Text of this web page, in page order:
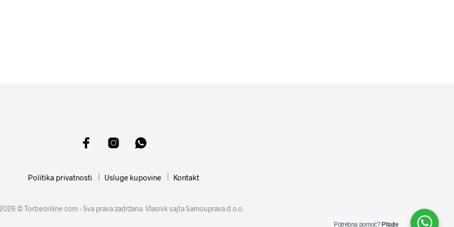
Politika privatnosti Usluge kupovine Kontakt
© Torbeonline com - Sva prava zadržana. Vlasnik sajta Samouprava d.o.o.
Potrebna pomoć? Pitajte